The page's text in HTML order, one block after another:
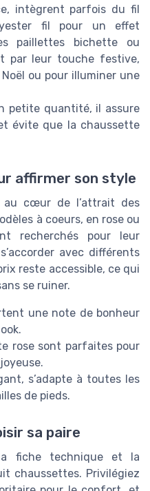
intègrent parfois du fil
fil pour un effet
paillettes bichette ou
par leur touche festive,
ou pour illuminer une
petite quantité, il assure
évite que la chaussette
affirmer son style
cœur de l’attrait des
à coeurs, en rose ou
recherchés pour leur
avec différents
reste accessible, ce qui
se ruiner.
une note de bonheur
rose sont parfaites pour
s’adapte à toutes les
de pieds.
sa paire
fiche technique et la
chaussettes. Privilégiez